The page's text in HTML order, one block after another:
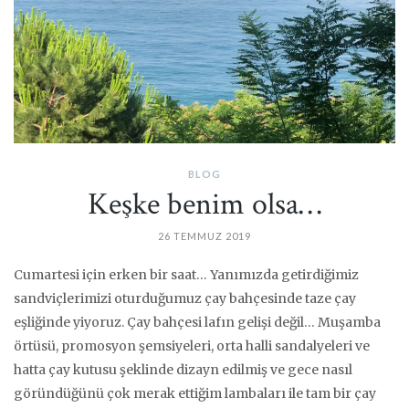
BLOG
Keşke benim olsa…
26 TEMMUZ 2019
Cumartesi için erken bir saat… Yanımızda getirdiğimiz
sandviçlerimizi oturduğumuz çay bahçesinde taze çay
eşliğinde yiyoruz. Çay bahçesi lafın gelişi değil… Muşamba
örtüsü, promosyon şemsiyeleri, orta halli sandalyeleri ve
hatta çay kutusu şeklinde dizayn edilmiş ve gece nasıl
göründüğünü çok merak ettiğim lambaları ile tam bir çay